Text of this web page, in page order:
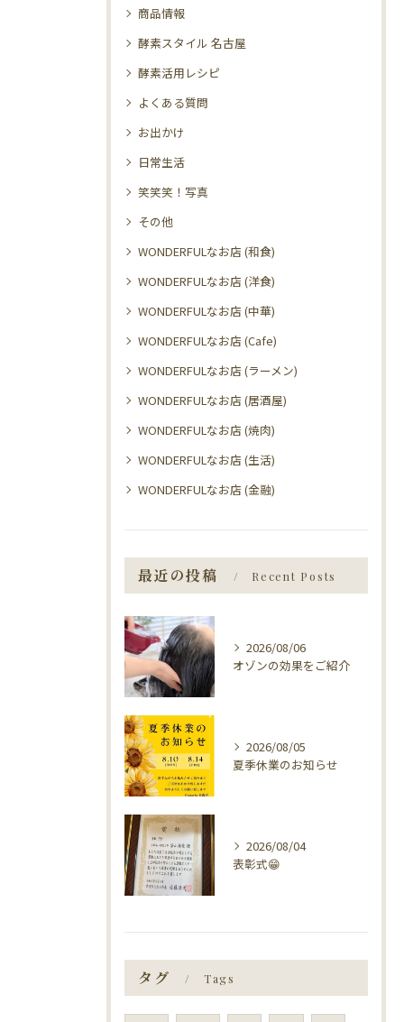
商品情報
酵素スタイル 名古屋
酵素活用レシピ
よくある質問
お出かけ
日常生活
笑笑笑！写真
その他
WONDERFULなお店 (和食)
WONDERFULなお店 (洋食)
WONDERFULなお店 (中華)
WONDERFULなお店 (Cafe)
WONDERFULなお店 (ラーメン)
WONDERFULなお店 (居酒屋)
WONDERFULなお店 (焼肉)
WONDERFULなお店 (生活)
WONDERFULなお店 (金融)
最近の投稿 Recent Posts
2026/08/06
オゾンの効果をご紹介
2026/08/05
夏季休業のお知らせ
2026/08/04
表彰式😁
タグ Tags